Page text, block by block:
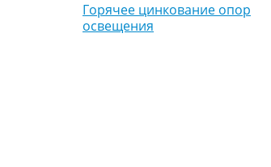
Горячее цинкование опор
освещения